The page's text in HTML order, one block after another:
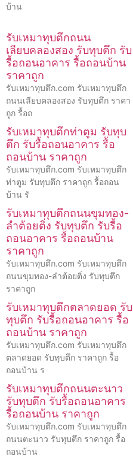
บ้าน
รับเหมาทุบตึกถนน
เลียบคลองสอง รับทุบตึก รับ
รื้อถอนอาคาร รื้อถอนบ้าน
ราคาถูก
รับเหมาทุบตึก.com รับเหมาทุบตึก
ถนนเลียบคลองสอง รับทุบตึก ราคา
ถูก รื้อถ
รับเหมาทุบตึกท่าตูม รับทุบ
ตึก รับรื้อถอนอาคาร รื้อ
ถอนบ้าน ราคาถูก
รับเหมาทุบตึก.com รับเหมาทุบตึก
ท่าตูม รับทุบตึก ราคาถูก รื้อถอน
บ้าน รั
รับเหมาทุบตึกถนนขุมทอง-
ลำต้อยติ่ง รับทุบตึก รับรื้อ
ถอนอาคาร รื้อถอนบ้าน
ราคาถูก
รับเหมาทุบตึก.com รับเหมาทุบตึก
ถนนขุมทอง-ลำต้อยติ่ง รับทุบตึก
ราคาถูก
รับเหมาทุบตึกตลาดยอด รับ
ทุบตึก รับรื้อถอนอาคาร รื้อ
ถอนบ้าน ราคาถูก
รับเหมาทุบตึก.com รับเหมาทุบตึก
ตลาดยอด รับทุบตึก ราคาถูก รื้อ
ถอนบ้าน ร
รับเหมาทุบตึกถนนตะนาว
รับทุบตึก รับรื้อถอนอาคาร
รื้อถอนบ้าน ราคาถูก
รับเหมาทุบตึก.com รับเหมาทุบตึก
ถนนตะนาว รับทุบตึก ราคาถูก รื้อ
ถอนบ้าน